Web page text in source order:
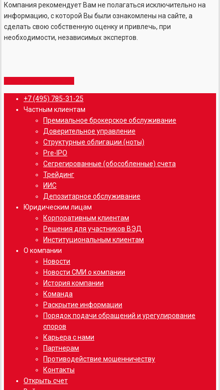
Компания рекомендует Вам не полагаться исключительно на
информацию, с которой Вы были ознакомлены на сайте, а
сделать свою собственную оценку и привлечь, при
необходимости, независимых экспертов.
Close
Menu
+7 (495) 785-31-25
Частным клиентам
Премиальное брокерское обслуживание
Доверительное управление
Структурные облигации (ноты)
Pre-IPO
Сегрегированные (обособленные) счета
Трейдинг
ИИС
Депозитарное обслуживание
Юридическим лицам
Корпоративным клиентам
Решения для участников ВЭД
Институциональным клиентам
О компании
Новости
Новости СМИ о компании
История компании
Команда
Раскрытие информации
Порядок подачи обращений и урегулирование
споров
Карьера с нами
Партнерам
Противодействие мошенничеству
Контакты
Открыть счет